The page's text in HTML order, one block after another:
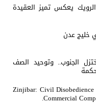
يعكس تميز العقيدة
خليج عدن
الجنوب.. وتوحيد الصف
Zinjibar: Civil
Commercial